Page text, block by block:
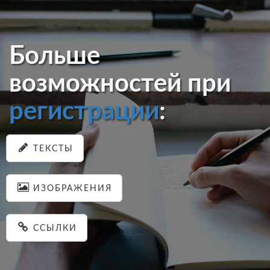
Больше
возможностей при
регистрации:
ТЕКСТЫ
ИЗОБРАЖЕНИЯ
ССЫЛКИ